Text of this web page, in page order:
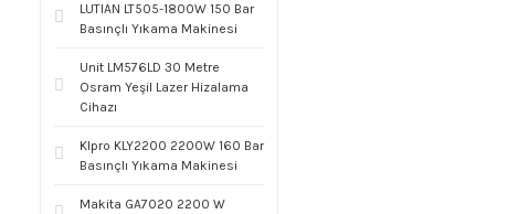
LUTIAN LT505-1800W 150 Bar
Basınçlı Yıkama Makinesi
Unit LM576LD 30 Metre
Osram Yeşil Lazer Hizalama
Cihazı
Klpro KLY2200 2200W 160 Bar
Basınçlı Yıkama Makinesi
Makita GA7020 2200 W